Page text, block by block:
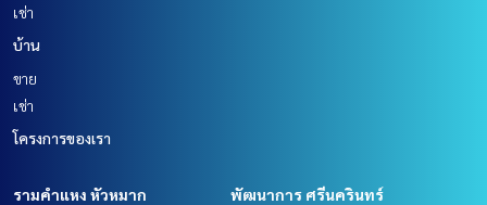
เช่า
บ้าน
ขาย
เช่า
โครงการของเรา
รามคำแหง หัวหมาก
พัฒนาการ ศรีนครินทร์